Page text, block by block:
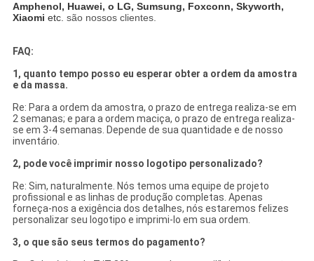
Amphenol, Huawei, o LG, Sumsung, Foxconn, Skyworth,
Xiaomi etc. são nossos clientes.
FAQ:
1, quanto tempo posso eu esperar obter a ordem da amostra
e da massa.
Re: Para a ordem da amostra, o prazo de entrega realiza-se em
2 semanas; e para a ordem maciça, o prazo de entrega realiza-
se em 3-4 semanas. Depende de sua quantidade e de nosso
inventário.
2, pode você imprimir nosso logotipo personalizado?
Re: Sim, naturalmente. Nós temos uma equipe de projeto
profissional e as linhas de produção completas. Apenas
forneça-nos a exigência dos detalhes, nós estaremos felizes
personalizar seu logotipo e imprimi-lo em sua ordem.
3, o que são seus termos do pagamento?